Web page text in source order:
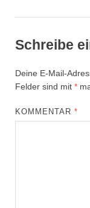
Schreibe
Deine E-Mail-
Felder sind mit *
KOMMENTAR*